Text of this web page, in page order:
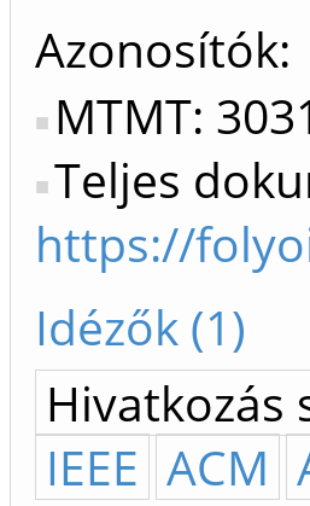
Azonosítók
MTMT:
Teljes
https://
Idézők (1)
Hivatkozás
IEEE ACM